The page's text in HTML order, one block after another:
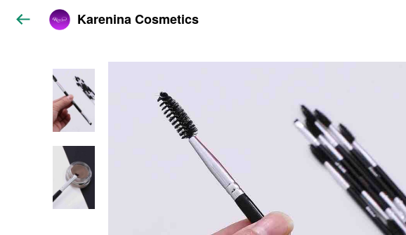
Karenina Cosmetics